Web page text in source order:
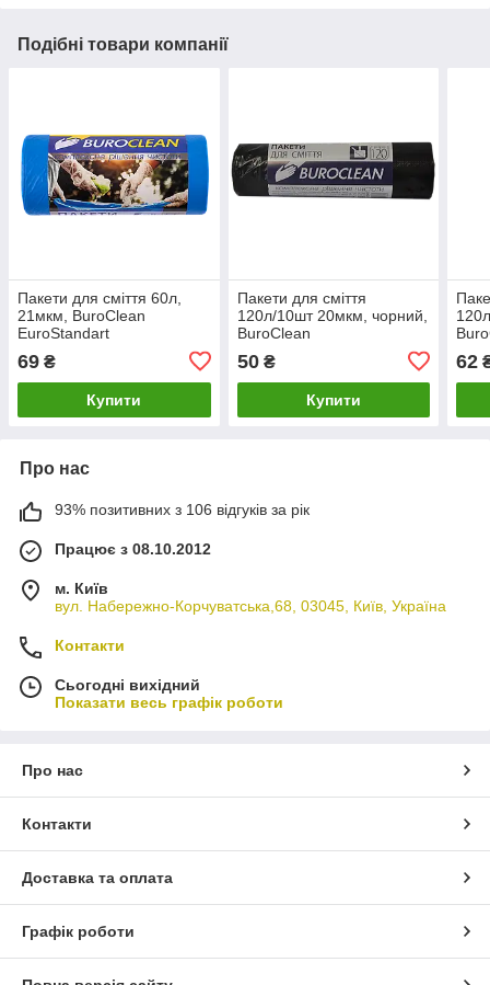
Подібні товари компанії
Пакети для сміття 60л,
21мкм, BuroClean
EuroStandart
69 ₴
Купити
Пакети для сміття
120л/10шт 20мкм, чорний,
BuroClean
50₴
Купити
62
Про нас
93% позитивних з 106 відгуків за рік
Працює з 08.10.2012
м. Київ
вул. Набережно-Корчуватська,68, 03045, Київ, Україна
Контакти
Сьогодні вихідний
Показати весь графік роботи
Про нас
Контакти
Доставка та оплата
Графік роботи